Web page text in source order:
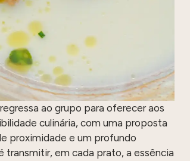
ao grupo para oferecer aos
culinária, com uma proposta
proximidade e um profundo
em cada prato, a essência